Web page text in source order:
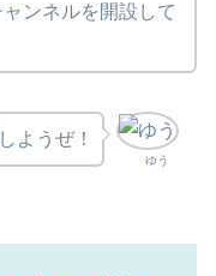
ンネルを開設して
ゆう
ようぜ！